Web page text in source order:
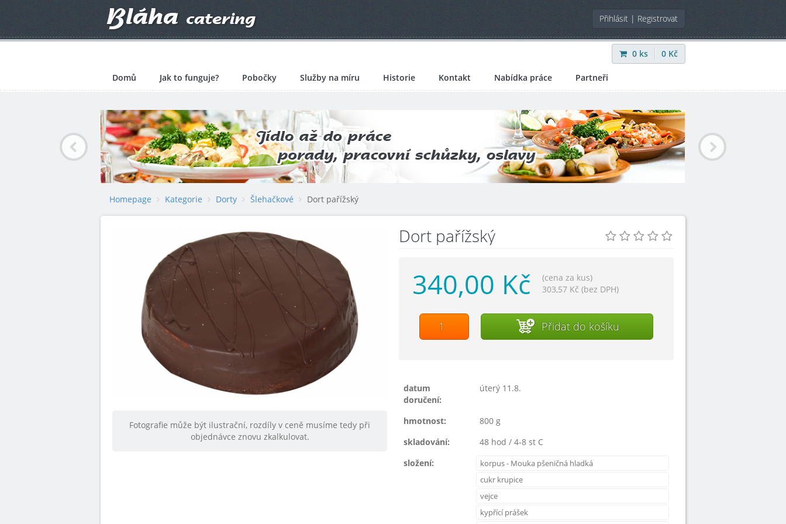
Přihlásit | Registrovat
0 ks 0 Kč
Domů Jak to funguje? Pobočky Služby na míru Historie Kontakt Nabídka práce Partneři
Homepage Kategorie Dorty Šlehačkové Dort pařížský
Fotografie může být ilustrační, rozdíly v ceně musíme tedy při
objednávce znovu zkalkulovat.
Dort pařížský
340,00 Kč
(cena za kus)
303,57 Kč (bez DPH)
Přidat do košíku
datum
doručení:
úterý 11.8.
hmotnost:
800 g
skladování:
48 hod / 4-8 st C
složení:
korpus - Mouka pšeničná hladká
cukr krupice
vejce
kypřící prášek